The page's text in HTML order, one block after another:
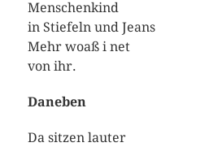
Menschenkind
in Stiefeln und Jeans
Mehr woaß i net
von ihr.
Daneben
Da sitzen lauter